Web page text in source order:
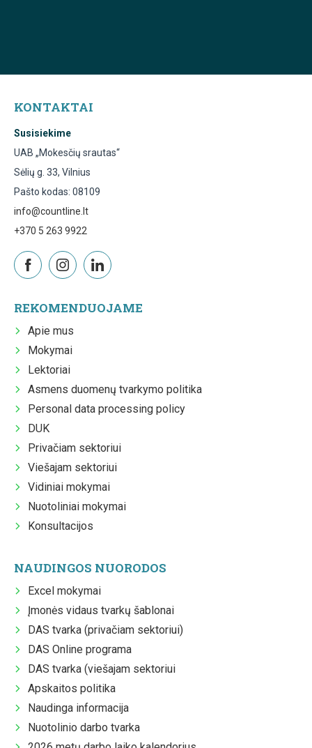
KONTAKTAI
Susisiekime
UAB „Mokesčių srautas“
Sėlių g. 33, Vilnius
Pašto kodas: 08109
info@countline.lt
+370 5 263 9922
REKOMENDUOJAME
Apie mus
Mokymai
Lektoriai
Asmens duomenų tvarkymo politika
Personal data processing policy
DUK
Privačiam sektoriui
Viešajam sektoriui
Vidiniai mokymai
Nuotoliniai mokymai
Konsultacijos
NAUDINGOS NUORODOS
Excel mokymai
Įmonės vidaus tvarkų šablonai
DAS tvarka (privačiam sektoriui)
DAS Online programa
DAS tvarka (viešajam sektoriui
Apskaitos politika
Naudinga informacija
Nuotolinio darbo tvarka